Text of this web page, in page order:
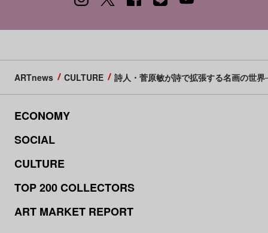
ARTnews CULTURE 詩人・菅原敏が詩で拡張する名画の世
ECONOMY
SOCIAL
CULTURE
TOP 200 COLLECTORS
ART MARKET REPORT